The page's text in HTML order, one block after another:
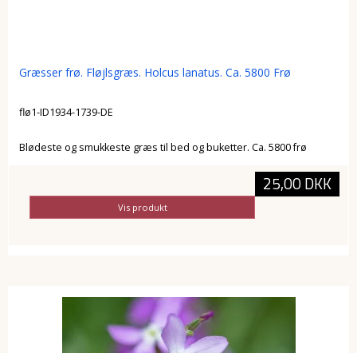
Græsser frø. Fløjlsgræs. Holcus lanatus. Ca. 5800 Frø
flø1-ID1934-1739-DE
Blødeste og smukkeste græs til bed og buketter. Ca. 5800 frø
25,00 DKK
Vis produkt